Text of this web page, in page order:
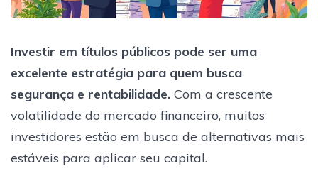
Investir em títulos públicos pode ser uma
excelente estratégia para quem busca
segurança e rentabilidade. Com a crescente
volatilidade do mercado financeiro, muitos
investidores estão em busca de alternativas mais
estáveis para aplicar seu capital.